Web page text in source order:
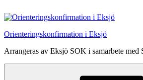
till
Orienteringskonfirmation i Eksjö
Arrangeras av Eksjö SOK i samarbete med